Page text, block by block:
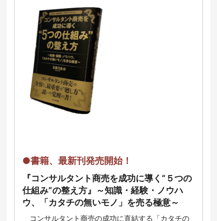
●書籍、最新刊発売開始！
『コンサルタント商売を成功に導く“５つの
仕組み”の整え方』～知識・経験・ノウハ
ウ、「カタチの無いモノ」を売る極意～
コ ンサルタント商売の成功に直結する「カタチの